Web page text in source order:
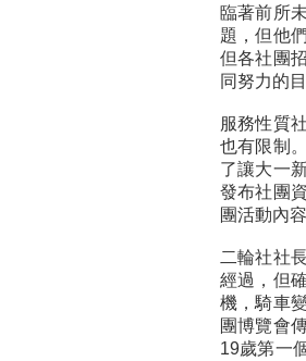
臨著前所
題，但他
但各社團
同努力的
服務性質
也有限制
了讓大一
發布社團
團活動內容
二輪社社
經過，但
機，騎車
團博覽會
19歲第一